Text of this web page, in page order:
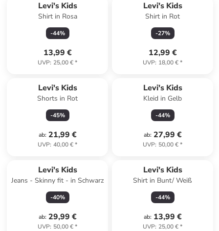
Levi's Kids
Shirt in Rosa
-44%
13,99 €
UVP: 25,00 €*
Levi's Kids
Shirt in Rot
-27%
12,99 €
UVP: 18,00 €*
Levi's Kids
Shorts in Rot
-45%
ab: 21,99 €
UVP: 40,00 €*
Levi's Kids
Kleid in Gelb
-44%
ab: 27,99 €
UVP: 50,00 €*
Levi's Kids
Jeans - Skinny fit - in Schwarz
-40%
ab: 29,99 €
UVP: 50,00 €*
Levi's Kids
Shirt in Bunt/ Weiß
-44%
ab: 13,99 €
UVP: 25,00 €*